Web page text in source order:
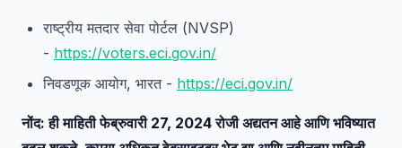
राष्ट्रीय मतदार सेवा पोर्टल (NVSP)
- https://voters.eci.gov.in/
निवडणूक आयोग, भारत - https://eci.gov.in/
नोंद: ही माहिती फेब्रुवारी 27, 2024 रोजी अद्यतन आहे आणि भविष्यात